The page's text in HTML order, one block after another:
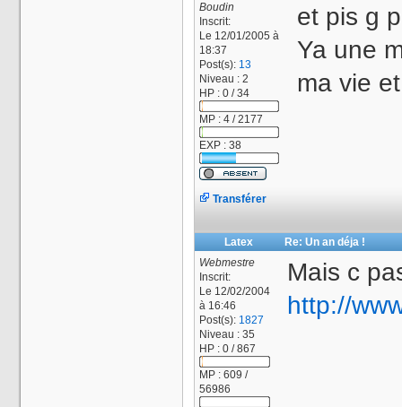
Boudin
Inscrit:
Le 12/01/2005 à
18:37
Post(s): 13
Niveau : 2
HP : 0 / 34
MP : 4 / 2177
EXP : 38
et pis g
Ya une
ma vie
Transférer
Latex
Re: Un an déja !
Webmestre
Inscrit:
Le 12/02/2004
à 16:46
Post(s): 1827
Niveau : 35
HP : 0 / 867
MP : 609 /
56986
Mais c
http://